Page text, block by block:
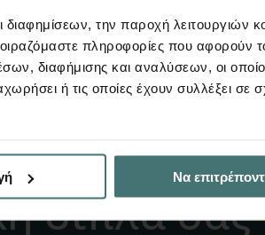
διαφημίσεων, την παροχή λειτουργιών
πληροφορίες που αφορούν
διαφήμισης και αναλύσεων, οι
ή τις οποίες έχουν συλλέξει σε
Να
FespaC και
δίπλα σας